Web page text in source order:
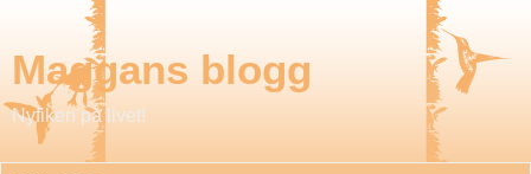
Maggans blogg
Nyfiken på livet!